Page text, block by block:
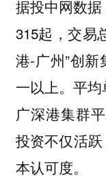
据投中网数
315起，交易
港-广州”创
一以上。平
广深港集群
投资不仅活
本认可度。